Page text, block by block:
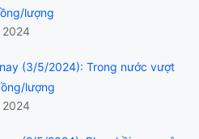
lượng
2024
(3/5/2024): Trong nước vượt
lượng
2024